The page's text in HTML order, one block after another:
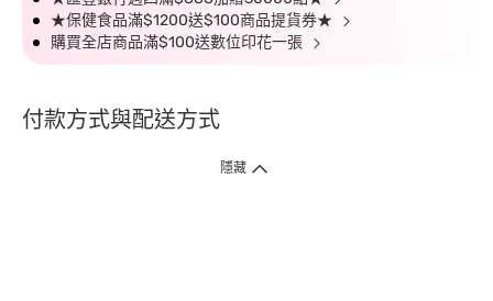
★保健食品滿$1200送$100商品提貨券★
購買全店商品滿$100送數位印花一張
付款方式與配送方式
隱藏